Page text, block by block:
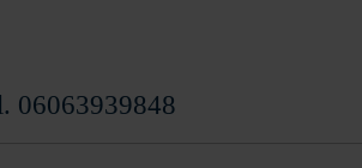
06063939848